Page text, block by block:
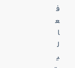
ف
ع
ا
ل
ی